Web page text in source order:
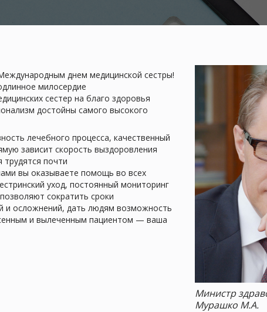
днем медицинской сестры!
милосердие
сестер на благо здоровья
достойны самого высокого
лечебного процесса, качественный
зависит скорость выздоровления
трудятся почти
вы оказываете помощь во всех
уход, постоянный мониторинг
сократить сроки
и осложнений, дать людям возможность
и вылеченным пациентом — ваша
Министр
Мурашко М.А.